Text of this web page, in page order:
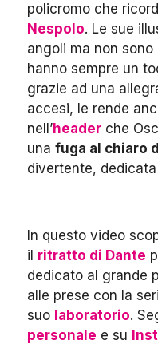
policromo che
Nespolo. Le sue
angoli ma non
hanno sempre un
grazie ad una
accesi, le rende
nell’header che
una fuga al chiaro
divertente,
In questo video
il ritratto di Dante
dedicato al grande
alle prese con la
suo laboratorio.
personale e su